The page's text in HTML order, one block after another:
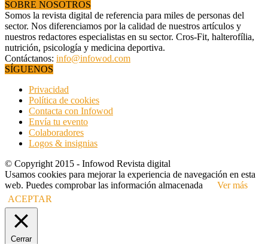
SOBRE NOSOTROS
Somos la revista digital de referencia para miles de personas del
sector. Nos diferenciamos por la calidad de nuestros artículos y
nuestros redactores especialistas en su sector. Cros-Fit, halterofília,
nutrición, psicología y medicina deportiva.
Contáctanos: info@infowod.com
SÍGUENOS
Privacidad
Política de cookies
Contacta con Infowod
Envía tu evento
Colaboradores
Logos & insignias
© Copyright 2015 - Infowod Revista digital
Usamos cookies para mejorar la experiencia de navegación en esta
web. Puedes comprobar las información almacenada
Ver más
ACEPTAR
Cerrar